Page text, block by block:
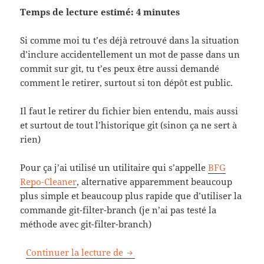
Temps de lecture estimé: 4 minutes
Si comme moi tu t’es déjà retrouvé dans la situation
d’inclure accidentellement un mot de passe dans un
commit sur git, tu t’es peux être aussi demandé
comment le retirer, surtout si ton dépôt est public.
Il faut le retirer du fichier bien entendu, mais aussi
et surtout de tout l’historique git (sinon ça ne sert à
rien)
Pour ça j’ai utilisé un utilitaire qui s’appelleBFG
Repo-Cleaner, alternative apparemment beaucoup
plus simple et beaucoup plus rapide que d’utiliser la
commande git-filter-branch (je n’ai pas testé la
méthode avec git-filter-branch)
Continuer la lecture de Comment supprimer un mot de